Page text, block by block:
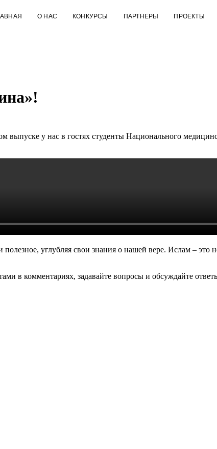
О НАС КОНКУРСЫ ПАРТНЕРЫ ПРОЕКТЫ
у нас в гостях студенты Национального
углубляя свои знания о нашей вере. Ислам –
в комментариях, задавайте вопросы и обсуждайте